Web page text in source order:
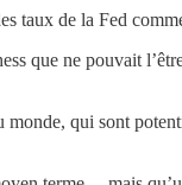
taux de la Fed
que ne pouvait
monde, qui sont